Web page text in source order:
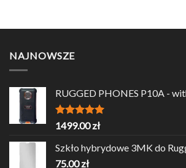
NAJNOWSZE
RUGGED PHONES P10A -
Oceniono
1499.00zł
Szkło hybrydowe 3MK do
75.00zł